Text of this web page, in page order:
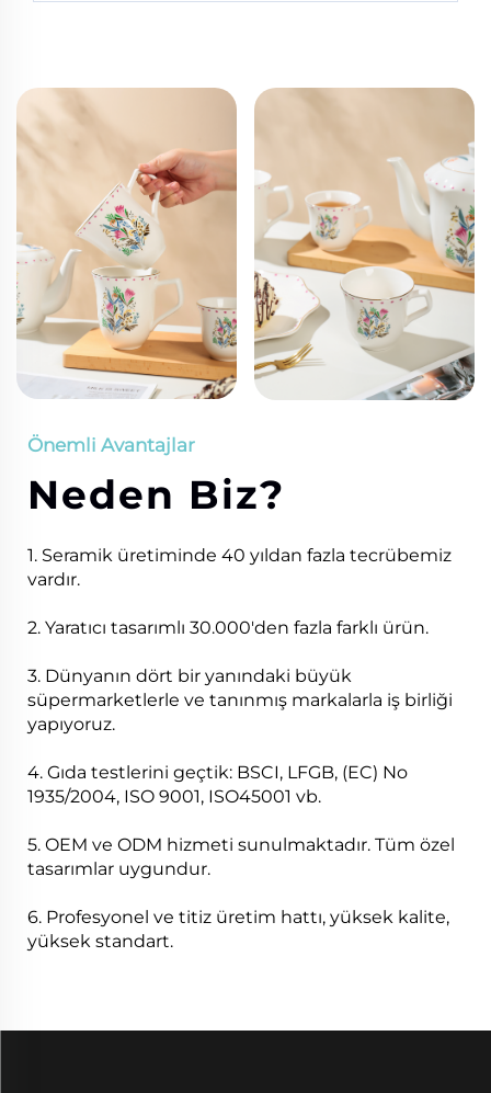
Önemli Avantajlar
Neden Biz?
1. Seramik üretiminde 40 yıldan fazla tecrübemiz
vardır.
2. Yaratıcı tasarımlı 30.000'den fazla farklı ürün.
3. Dünyanın dört bir yanındaki büyük
süpermarketlerle ve tanınmış markalarla iş birliği
yapıyoruz.
4. Gıda testlerini geçtik: BSCI, LFGB, (EC) No
1935/2004, ISO 9001, ISO45001 vb.
5. OEM ve ODM hizmeti sunulmaktadır. Tüm özel
tasarımlar uygundur.
6. Profesyonel ve titiz üretim hattı, yüksek kalite,
yüksek standart.